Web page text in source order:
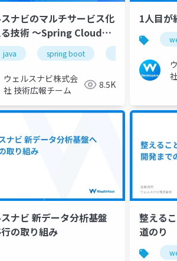
ナビのマルチサービス化
Spring Cloud
とPub/Subの実践〜
java spring boot
ウェルスナビ株式会
社 技術広報チーム
8.5K
1人目が
ナビ 新データ分析基盤
の取り組み
整える
道のり